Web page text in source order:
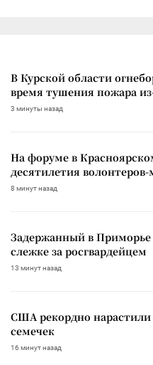
В Курской области
время тушения пожара
3 минуты назад
На форуме в
десятилетия
8 минут назад
Задержанный в Приморье
слежке за росгвардейцем
13 минут назад
США рекордно
семечек
16 минут назад